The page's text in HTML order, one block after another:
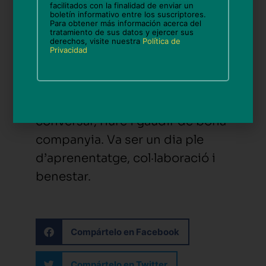
fer-lo més bonic i saludable per
a tots.
junts a gaudir d’un menjar
conversar, riure i gaudir de bona
companyia. Va ser un dia ple
d’aprenentatge, col·laboració i
benestar.
Compártelo en Facebook
facilitados con la finalidad de enviar un
boletín informativo entre los suscriptores.
Para obtener más información acerca del
tratamiento de sus datos y ejercer sus
derechos, visite nuestra Política de
Privacidad